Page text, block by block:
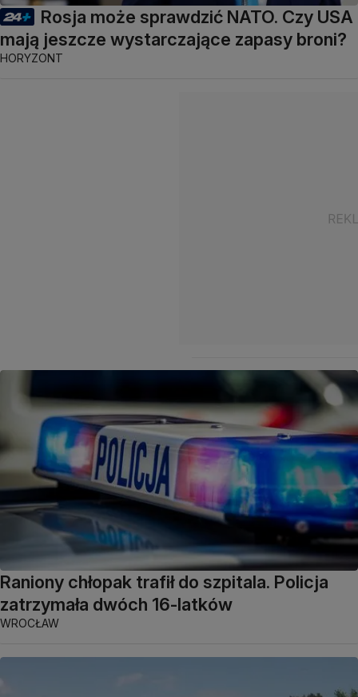
Rosja może sprawdzić NATO. Czy USA
mają jeszcze wystarczające zapasy broni?
HORYZONT
Raniony chłopak trafił do szpitala. Policja
zatrzymała dwóch 16-latków
WROCŁAW